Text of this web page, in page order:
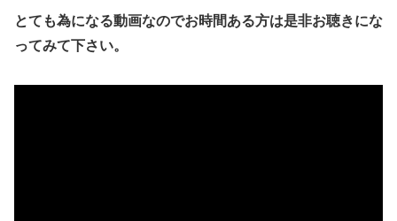
とても為になる動画なのでお時間ある方は是非お聴きにな
ってみて下さい。